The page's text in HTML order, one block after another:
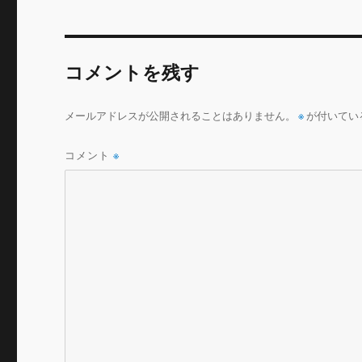
b
k
r
コメントを残す
メールアドレスが公開されることはありません。 ※ が付いて
コメント※